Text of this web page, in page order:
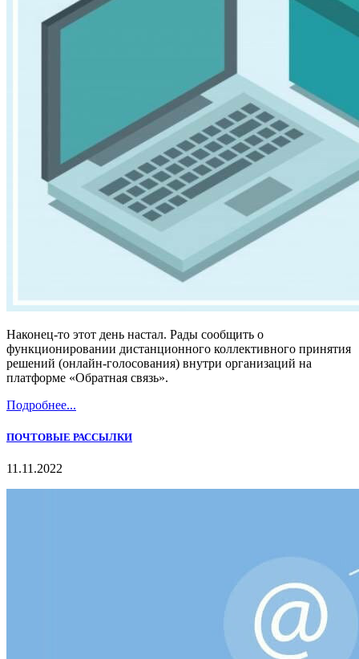
Наконец-то этот день настал. Рады сообщить о
функционировании дистанционного коллективного принятия
решений (онлайн-голосования) внутри организаций на
платформе «Обратная связь».
Подробнее...
ПОЧТОВЫЕ РАССЫЛКИ
11.11.2022